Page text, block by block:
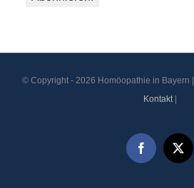
© Copyright - 2026 Homöopathie in Bayern |
Kontakt|
Facebook
X